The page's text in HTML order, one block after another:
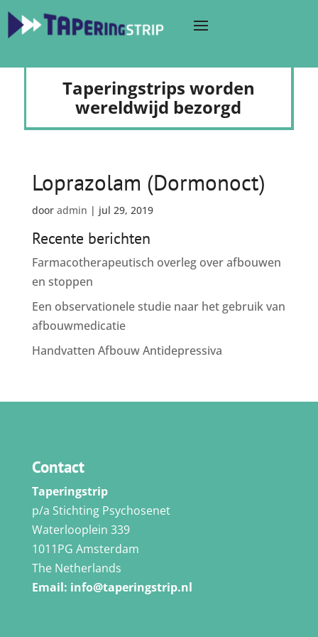
Taperingstrips worden
wereldwijd bezorgd
Loprazolam (Dormonoct)
door admin | jul 29, 2019
Recente berichten
Farmacotherapeutisch overleg over afbouwen
en stoppen
Een observationele studie naar het gebruik van
afbouwmedicatie
Handvatten Afbouw Antidepressiva
Contact
Taperingstrip
p/a Stichting Psychosenet
Waterlooplein 339
1011PG Amsterdam
The Netherlands
Email: info@taperingstrip.nl